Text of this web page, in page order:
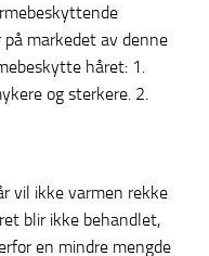
markedet av denne
håret: 1.
og sterkere. 2.
vil ikke varmen rekke
blir ikke behandlet,
en mindre mengde